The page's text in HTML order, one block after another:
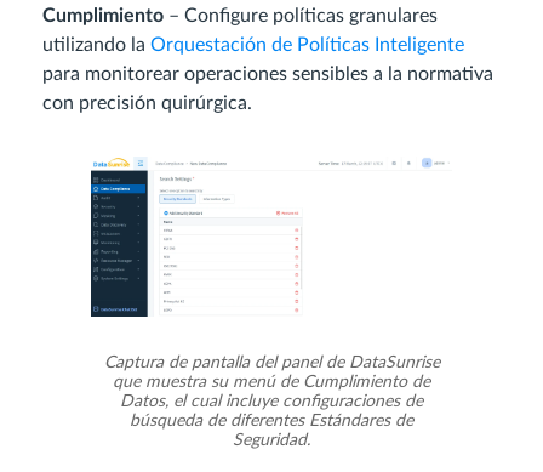
Cumplimiento – Configure políticas granulares
utilizando la Orquestación de Políticas Inteligente
para monitorear operaciones sensibles a la normativa
con precisión quirúrgica.
Captura de pantalla del panel de DataSunrise
que muestra su menú de Cumplimiento de
Datos, el cual incluye configuraciones de
búsqueda de diferentes Estándares de
Seguridad.